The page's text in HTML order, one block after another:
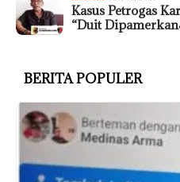
Kasus Petrogas
“Duit
BERITA POPULER